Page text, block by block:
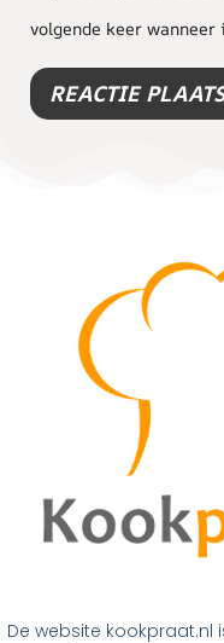
volgende keer
De website kookpraat.nl